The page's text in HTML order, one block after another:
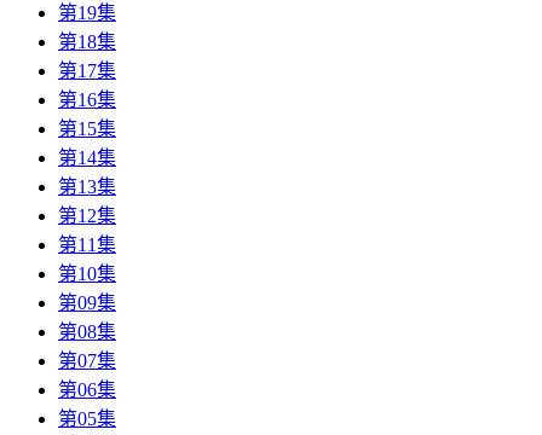
第19集
第18集
第17集
第16集
第15集
第14集
第13集
第12集
第11集
第10集
第09集
第08集
第07集
第06集
第05集